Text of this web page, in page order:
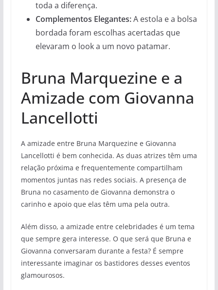
toda a diferença.
Complementos Elegantes:A estola e a bolsa
bordada foram escolhas acertadas que
elevaram o look a um novo patamar.
Bruna Marquezine e a
Amizade com Giovanna
Lancellotti
A amizade entre Bruna Marquezine e Giovanna
Lancellotti é bem conhecida. As duas atrizes têm uma
relação próxima e frequentemente compartilham
momentos juntas nas redes sociais. A presença de
Bruna no casamento de Giovanna demonstra o
carinho e apoio que elas têm uma pela outra.
Além disso, a amizade entre celebridades é um tema
que sempre gera interesse. O que será que Bruna e
Giovanna conversaram durante a festa? É sempre
interessante imaginar os bastidores desses eventos
glamourosos.